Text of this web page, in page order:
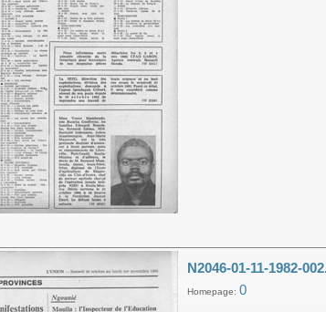
N2046-01-11-1982-
Homepage: 0